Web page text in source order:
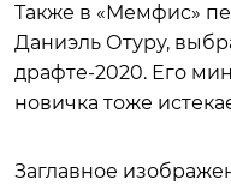
Также в «Мемфис»
Даниэль Отуру,
драфте-2020. Его
новичка тоже
Заглавное